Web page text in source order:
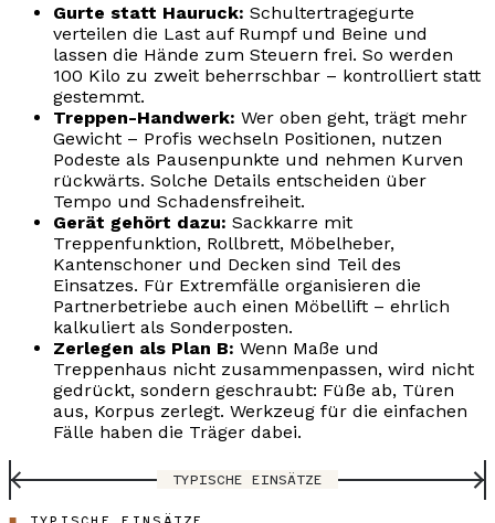
Gurte statt Hauruck: Schultertragegurte
verteilen die Last auf Rumpf und Beine und
lassen die Hände zum Steuern frei. So werden
100 Kilo zu zweit beherrschbar – kontrolliert statt
gestemmt.
Treppen-Handwerk: Wer oben geht, trägt mehr
Gewicht – Profis wechseln Positionen, nutzen
Podeste als Pausenpunkte und nehmen Kurven
rückwärts. Solche Details entscheiden über
Tempo und Schadensfreiheit.
Gerät gehört dazu: Sackkarre mit
Treppenfunktion, Rollbrett, Möbelheber,
Kantenschoner und Decken sind Teil des
Einsatzes. Für Extremfälle organisieren die
Partnerbetriebe auch einen Möbellift – ehrlich
kalkuliert als Sonderposten.
Zerlegen als Plan B: Wenn Maße und
Treppenhaus nicht zusammenpassen, wird nicht
gedrückt, sondern geschraubt: Füße ab, Türen
aus, Korpus zerlegt. Werkzeug für die einfachen
Fälle haben die Träger dabei.
TYPISCHE EINSÄTZE